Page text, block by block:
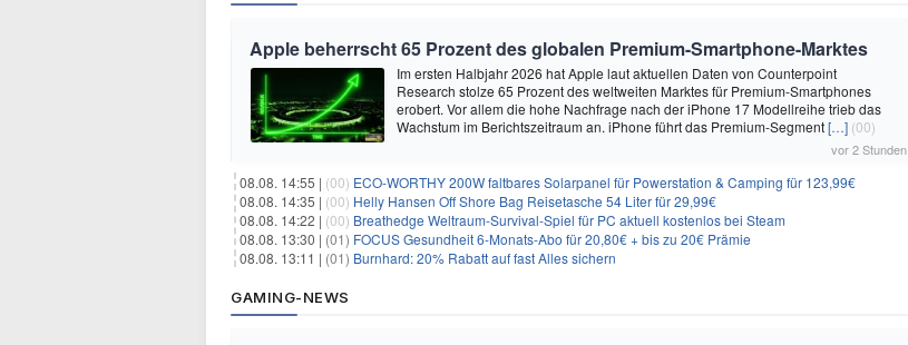
Apple beherrscht 65 Prozent des globalen Premium-Smartphone-Marktes
Im ersten Halbjahr 2026 hat Apple laut aktuellen Daten von Counterpoint
Research stolze 65 Prozent des weltweiten Marktes für Premium-Smartphones
erobert. Vor allem die hohe Nachfrage nach der iPhone 17 Modellreihe trieb das
Wachstum im Berichtszeitraum an. iPhone führt das Premium-Segment[…] (00)
vor 2 Stunden
08.08. 14:55 | (00) ECO-WORTHY 200W faltbares Solarpanel für Powerstation & Camping für 123,99€
08.08. 14:35 | (00) Helly Hansen Off Shore Bag Reisetasche 54 Liter für 29,99€
08.08. 14:22 | (00) Breathedge Weltraum-Survival-Spiel für PC aktuell kostenlos bei Steam
08.08. 13:30 | (01) FOCUS Gesundheit 6-Monats-Abo für 20,80€ + bis zu 20€ Prämie
08.08. 13:11 | (01) Burnhard: 20% Rabatt auf fast Alles sichern
GAMING-NEWS